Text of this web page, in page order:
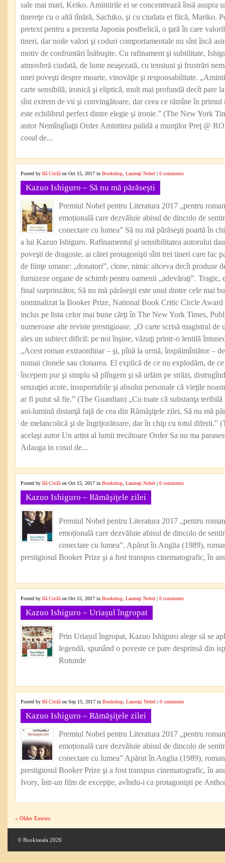
sale mai mari, Keiko. Amintirile ei se concentrează însă asupra
tinereţe cu o altă tînără, Sachiko, şi cu ciudata ei fiică, Mariko.
pretext pentru a prezenta Japonia postbelică, o ţară în care
tineri, dar noile valori şi coduri comportamentale nu sînt încă
motiv de confruntări înăbuşite. Cu rafinament şi subtilitate,
atmosferă ciudată, de lume neaşezată, cu tensiuni şi frustrări
unei poveşti despre moarte, vinovăţie şi responsabilitate.
carte sensibilă, ironică şi eliptică, mult mai profundă decît pare
sînt extrem de vii şi convingătoare, dar ceea ce rămîne în
este echilibrul perfect dintre elegie şi ironie.” (The New York
autor Nemîngîiaţii Order Amintirea palidă a munţilor Preţ @
cosul de...
Posted by Ilă Citilă on Oct 15, 2017 in Bookshop Laureaţi Nobel | 0 comments
Kazuo Ishiguro – Să nu mă părăseşti
Premiul Nobel pentru Literatura 2017 „pentru
emoțională care dezvăluie abisul de dincolo de
conectare cu lumea” Să nu mă părăseşti poartă în
a lui Kazuo Ishiguro. Rafinamentul şi sensibilitatea autorului
poveşti de dragoste, ai cărei protagonişti sînt trei tineri care fac
de fiinţe umane: „donatori”, clone, nimic altceva decît produse
furnizeze organe de schimb pentru oamenii „adevăraţi”. Tragic,
final surprinzător, Să nu mă părăseşti este unul dintre cele mai
nominalizat la Booker Prize, National Book Critic Circle
inclus pe lista celor mai bune cărţi în The New York Times,
numeroase alte reviste prestigioase. „O carte scrisă magistral de
ales un subiect dificil: pe noi înşine, văzuţi printr-o lentilă
„Acest roman extraordinar – şi, pînă la urmă, înspăimîntător –
numai clonele sau clonarea. El explică de ce nu explodăm, de
începem pur şi simplu să plîngem şi să urlăm pe străzi,
senzaţiei acute, insuportabile şi absolut personale că vieţile
ar fi putut să fie.” (The Guardian) „Cu toate că substanţa teribilă
ani-lumină distanţă faţă de cea din Rămăşiţele zilei, Să nu mă
de melancolică şi de îngrijorătoare, dar în chip cu totul diferit.”
acelaşi autor Un artist al lumii trecătoare Order Sa nu ma
Adauga in cosul de...
Posted by Ilă Citilă on Oct 15, 2017 in Bookshop Laureaţi Nobel | 0 comments
Kazuo Ishiguro – Rămăşiţele zilei
Premiul Nobel pentru Literatura 2017 „pentru
emoțională care dezvăluie abisul de dincolo de
conectare cu lumea”. Apărut în Anglia (1989),
prestigiosul Booker Prize şi a fost transpus cinematografic, în
Posted by Ilă Citilă on Oct 15, 2017 in Bookshop Laureaţi Nobel | 0 comments
Kazuo Ishiguro – Uriașul îngropat
Prin Uriașul îngropat, Kazuo Ishiguro alege să se
legendă, spunând o poveste ce pare desprinsă din
Rotunde
Posted by Ilă Citilă on Sep 15, 2017 in Bookshop Laureaţi Nobel | 0 comments
Kazuo Ishiguro – Rămăşiţele zilei
Premiul Nobel pentru Literatura 2017 „pentru
emoțională care dezvăluie abisul de dincolo de
conectare cu lumea” Apărut în Anglia (1989),
prestigiosul Booker Prize şi a fost transpus cinematografic, în
Ivory, într-un film de excepţie, avîndu-i ca protagonişti pe
« Older Entries
© Bookiseala 2026